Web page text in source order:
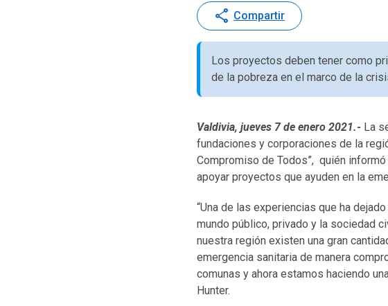
share Compartir
Los proyectos deben tener como
de la pobreza en el marco de la
Valdivia, jueves 7 de enero 2021.- La
fundaciones y corporaciones de la
Compromiso de Todos”, quién
apoyar proyectos que ayuden en la
“Una de las experiencias que ha
mundo público, privado y la sociedad
nuestra región existen una gran
emergencia sanitaria de manera
comunas y ahora estamos haciendo
Hunter.